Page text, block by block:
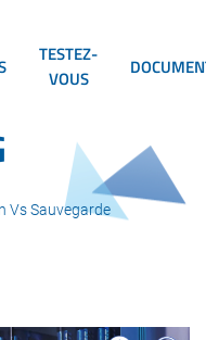
TESTEZ-
VOUS
Vs Sauvegarde